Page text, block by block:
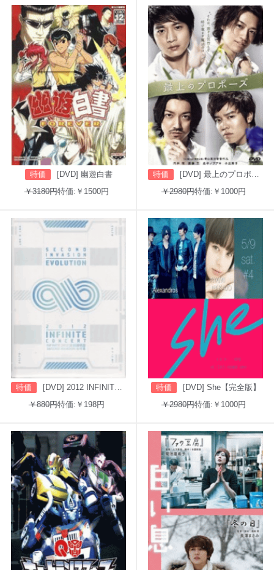
特価
[DVD] 幽遊白書
￥3180円特価:￥1500円
特価
[DVD] 最上のプロポーズ
￥2980円特価:￥1000円
特価
[DVD] 2012 INFINITE CONCERT SECOND INVASION: EVOLUTION
￥880円特価:￥198円
特価
[DVD] She【完全版】
￥2980円特価:￥1000円